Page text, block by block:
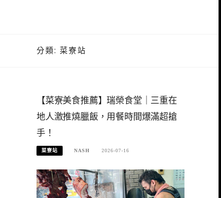
分類: 菜寮站
【菜寮美食推薦】瑞榮食堂｜三重在
地人激推燒臘飯，用餐時間爆滿超搶
手！
菜寮站 NASH 2026-07-16